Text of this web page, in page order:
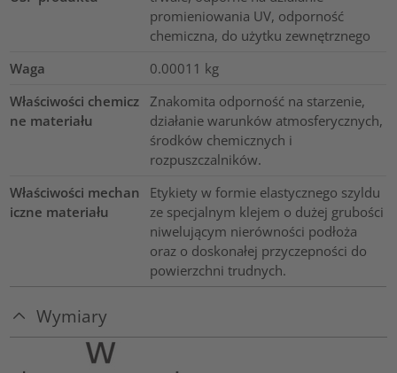
promieniowania UV, odporność
chemiczna, do użytku zewnętrznego
Waga
0.00011 kg
Właściwości chemicz
ne materiału
Znakomita odporność na starzenie,
działanie warunków atmosferycznych,
środków chemicznych i
rozpuszczalników.
Właściwości mechan
iczne materiału
Etykiety w formie elastycznego szyldu
ze specjalnym klejem o dużej grubości
niwelującym nierówności podłoża
oraz o doskonałej przyczepności do
powierzchni trudnych.
Wymiary